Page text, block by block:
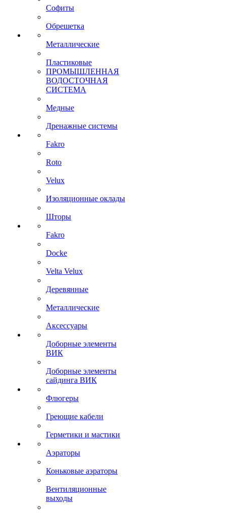
Софиты
Обрешетка
Металлические
Пластиковые
ПРОМЫШЛЕННАЯ
ВОДОСТОЧНАЯ
СИСТЕМА
Медные
Дренажные системы
Fakro
Roto
Velux
Изоляционные оклады
Шторы
Fakro
Docke
Velta Velux
Деревянные
Металлические
Аксессуары
Доборные элементы
ВИК
Доборные элементы
сайдинга ВИК
Флюгеры
Греющие кабели
Герметики и мастики
Аэраторы
Коньковые аэраторы
Вентиляционные
выходы